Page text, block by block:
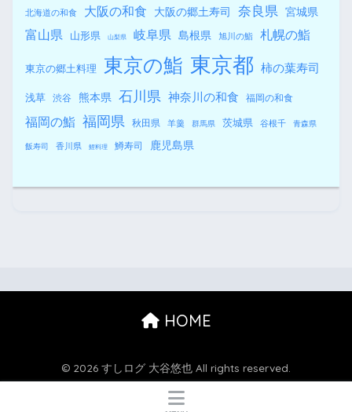
北海道の和食 大阪の和食 大阪の郷土寿司 奈良県 宮城県
富山県 山形県 山梨県 岐阜県 島根県 旭川の鮨 札幌の鮨
東京の郷土料理 東京の鮨 東京都 柿の葉寿司
浅草 渋谷 熊本県 石川県 神奈川の和食 福岡の和食
福岡の鮨 福岡県 秋田県 羊羹 群馬県 茨城県 谷根千 青森県
飯寿司 香川県 鯉料理 鱒寿司 鹿児島県
HOME
© 2026 すしログ 大谷悠也 All rights reserved.